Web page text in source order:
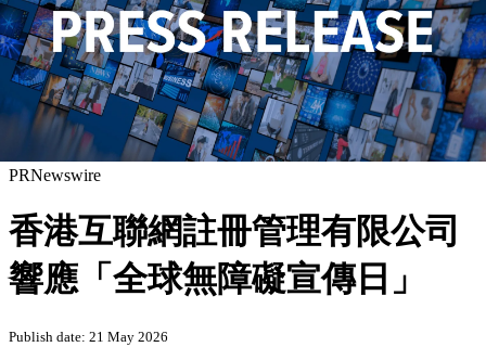
PRNewswire
香港互聯網註冊管理有限公司
響應「全球無障礙宣傳日」
Publish date: 21 May 2026